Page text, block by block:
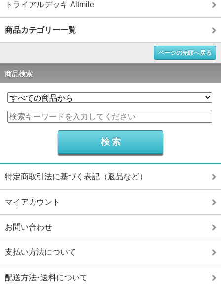
トライアルデッキ Altmile
商品カテゴリー一覧
ページの先頭へ戻る
商品検索
特定商取引法に基づく表記（返品など）
マイアカウント
お問い合わせ
支払い方法について
配送方法･送料について